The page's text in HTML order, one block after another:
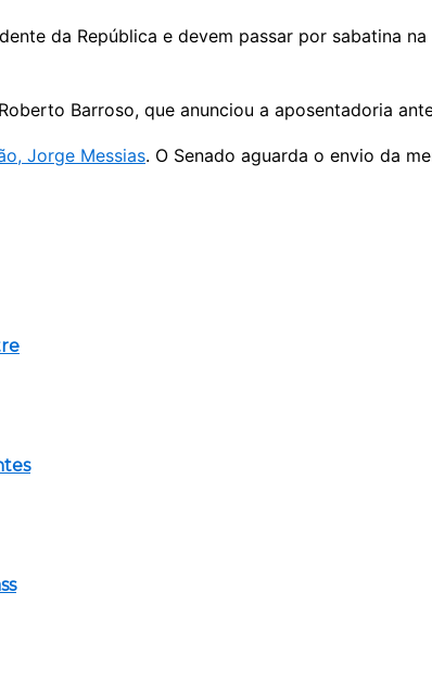
da República e devem passar por sabatina
Barroso, que anunciou a aposentadoria
Jorge Messias. O Senado aguarda o envio da